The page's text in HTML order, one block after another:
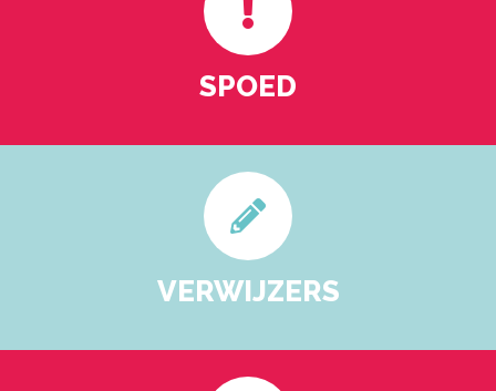
SPOED
VERWIJZERS